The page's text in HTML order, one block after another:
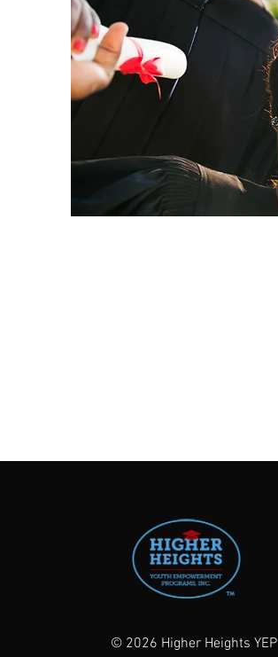
© 2026 Higher Heights YEP